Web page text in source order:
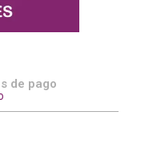
de pago